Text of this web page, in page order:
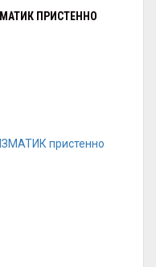
ПРИСТЕННО